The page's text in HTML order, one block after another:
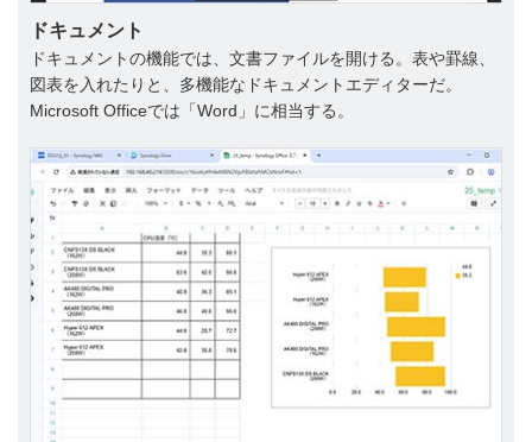
ドキュメント
ドキュメントの機能では、文書ファイルを開ける。表や罫線、
図表を入れたりと、多機能なドキュメントエディターだ。
Microsoft Officeでは「Word」に相当する。